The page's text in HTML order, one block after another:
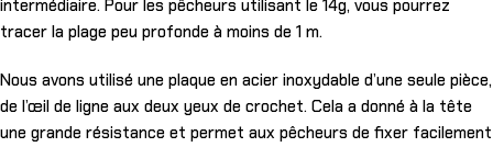
intermédiaire. Pour les pêcheurs utilisant le 14g, vous pourrez
tracer la plage peu profonde à moins de 1 m.
Nous avons utilisé une plaque en acier inoxydable d’une seule pièce,
de l’œil de ligne aux deux yeux de crochet. Cela a donné à la tête
une grande résistance et permet aux pêcheurs de fixer facilement